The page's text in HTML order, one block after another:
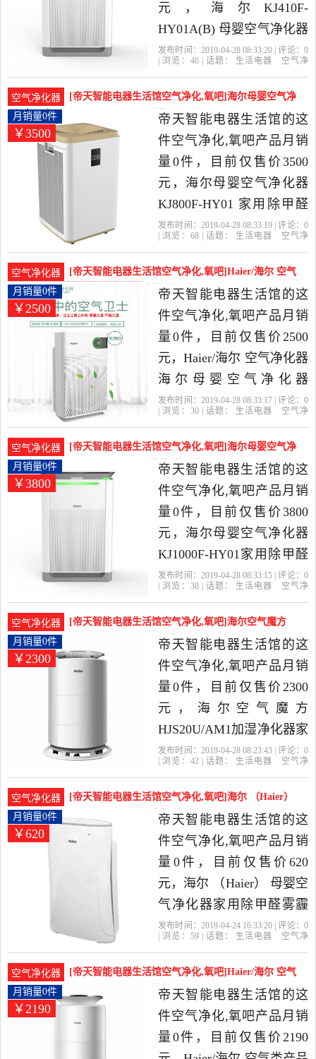
元，海尔KJ410F-
HY01A(B) 母婴空气净化器
一体除甲醛雾霾二手烟是
馆精选生活电器当中性价
比很高的空气净化,氧吧，
由山东 青岛发货。
发布时间：2019-04-28 08:33:20 | 评论： 0
| 浏览： 46| 话题： 生活电器
空气净
空气净化器
[帝天智能电器生活馆空气净化,氧吧]海尔母婴空气净
化器 KJ800F-H月销量0件仅售3500元
￥3500
月销量0件
帝天智能电器生活馆的这
件空气净化,氧吧产品月销
量0件，目前仅售价3500
元，海尔母婴空气净化器
KJ800F-HY01 家用除甲醛
雾霾 二手烟 超静音是2019
选生活电器当中性价比很
高的空气净化,氧吧，由山
东 青岛发货。
发布时间：2019-04-28 08:33:19 | 评论： 0
| 浏览： 68| 话题： 生活电器
空气净
空气净化器
[帝天智能电器生活馆空气净化,氧吧]Haier/海尔 空气
净化器 海尔母月销量0件仅售2500元
￥2500
月销量0件
帝天智能电器生活馆的这
件空气净化,氧吧产品月销
量0件，目前仅售价2500
元，Haier/海尔 空气净化器
海尔母婴空气净化器
KJ450F-HY03A是2019年帝
活电器当中性价比很高的
空气净化,氧吧，由山东 青
岛发货。
发布时间：2019-04-28 08:33:17 | 评论： 0
| 浏览： 30| 话题： 生活电器
空气净
空气净化器
[帝天智能电器生活馆空气净化,氧吧]海尔母婴空气净
化器KJ1000F-H月销量0件仅售3800元
￥3800
月销量0件
帝天智能电器生活馆的这
件空气净化,氧吧产品月销
量0件，目前仅售价3800
元，海尔母婴空气净化器
KJ1000F-HY01家用除甲醛
二手烟颗粒物 UV消毒是
馆精选生活电器当中性价
比很高的空气净化,氧吧，
由山东 青岛发货。
发布时间：2019-04-28 08:33:15 | 评论： 0
| 浏览： 38| 话题： 生活电器
空气净
空气净化器
[帝天智能电器生活馆空气净化,氧吧]海尔空气魔方
HJS20U/AM1加湿月销量0件仅售2300元
￥2300
月销量0件
帝天智能电器生活馆的这
件空气净化,氧吧产品月销
量0件，目前仅售价2300
元，海尔空气魔方
HJS20U/AM1加湿净化器家
用卧室二手烟过敏源净化
生活馆精选生活电器当中
性价比很高的空气净化,氧
吧，由山东 青岛发货。
发布时间：2019-04-28 08:23:43 | 评论： 0
| 浏览： 42| 话题： 生活电器
空气净
空气净化器
[帝天智能电器生活馆空气净化,氧吧]海尔 （Haier）
母婴空气净化器月销量0件仅售620元
￥620
月销量0件
帝天智能电器生活馆的这
件空气净化,氧吧产品月销
量0件，目前仅售价620
元，海尔 （Haier） 母婴空
气净化器家用除甲醛雾霾
180F是2019年帝天智能电
中性价比很高的空气净化,
氧吧，由山东 青岛发货。
发布时间：2019-04-24 16:33:20 | 评论： 0
| 浏览： 59| 话题： 生活电器
空气净
空气净化器
[帝天智能电器生活馆空气净化,氧吧]Haier/海尔 空气
类产品 KJ-月销量0件仅售2190元
￥2190
月销量0件
帝天智能电器生活馆的这
件空气净化,氧吧产品月销
量0件，目前仅售价2190